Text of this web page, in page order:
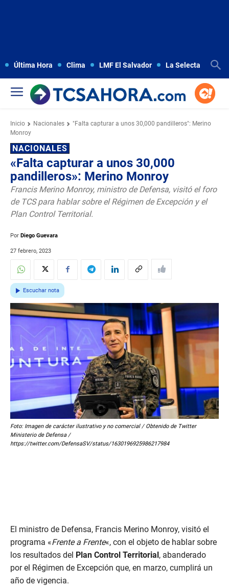
Última Hora Clima LMF El Salvador La Selecta
Inicio Nacionales
"Falta capturar a unos 30,000 pandilleros": Merino
Monroy
NACIONALES
«Falta capturar a unos 30,000
pandilleros»: Merino Monroy
Francis Merino Monroy, ministro de Defensa, visitó el foro
de TCS para hablar sobre el Régimen de Excepción y el
Plan Control Territorial.
Por Diego Guevara
27 febrero, 2023
Escuchar nota
Foto: Imagen de carácter ilustrativo y no comercial / Obtenido de Twitter
Ministerio de Defensa /
https://twitter.com/DefensaSV/status/1630196925986217984
El ministro de Defensa, Francis Merino Monroy, visitó el
programa «Frente a Frente«, con el objeto de hablar sobre
los resultados del Plan Control Territorial , abanderado
por el Régimen de Excepción que, en marzo, cumplirá un
año de vigencia.